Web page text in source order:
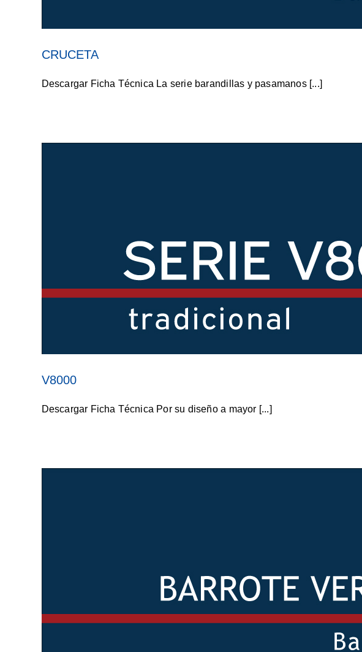
CRUCETA
Descargar Ficha Técnica La serie barandillas y pasamanos [...]
V8000
Descargar Ficha Técnica Por su diseño a mayor [...]